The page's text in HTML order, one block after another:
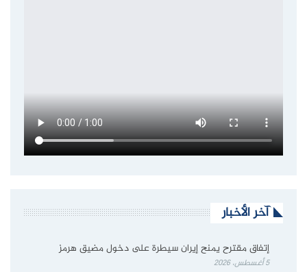
آخر الأخبار
إتفاق مقترح يمنح إيران سيطرة على دخول مضيق هرمز
5 أغسطس، 2026